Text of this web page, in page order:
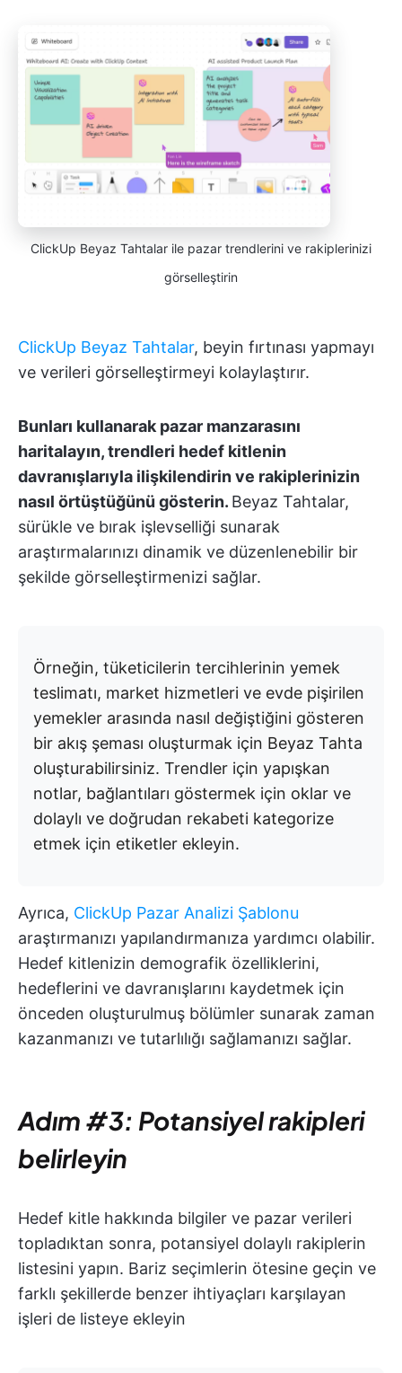
ClickUp Beyaz Tahtalar ile pazar trendlerini ve rakiplerinizi
görselleştirin
ClickUp Beyaz Tahtalar, beyin fırtınası yapmayı
ve verileri görselleştirmeyi kolaylaştırır.
Bunları kullanarak pazar manzarasını
haritalayın, trendleri hedef kitlenin
davranışlarıyla ilişkilendirin ve rakiplerinizin
nasıl örtüştüğünü gösterin. Beyaz Tahtalar,
sürükle ve bırak işlevselliği sunarak
araştırmalarınızı dinamik ve düzenlenebilir bir
şekilde görselleştirmenizi sağlar.
Örneğin, tüketicilerin tercihlerinin yemek
teslimatı, market hizmetleri ve evde pişirilen
yemekler arasında nasıl değiştiğini gösteren
bir akış şeması oluşturmak için Beyaz Tahta
oluşturabilirsiniz. Trendler için yapışkan
notlar, bağlantıları göstermek için oklar ve
dolaylı ve doğrudan rekabeti kategorize
etmek için etiketler ekleyin.
Ayrıca, ClickUp Pazar Analizi Şablonu
araştırmanızı yapılandırmanıza yardımcı olabilir.
Hedef kitlenizin demografik özelliklerini,
hedeflerini ve davranışlarını kaydetmek için
önceden oluşturulmuş bölümler sunarak zaman
kazanmanızı ve tutarlılığı sağlamanızı sağlar.
Adım #3: Potansiyel rakipleri
belirleyin
Hedef kitle hakkında bilgiler ve pazar verileri
topladıktan sonra, potansiyel dolaylı rakiplerin
listesini yapın. Bariz seçimlerin ötesine geçin ve
farklı şekillerde benzer ihtiyaçları karşılayan
işleri de listeye ekleyin